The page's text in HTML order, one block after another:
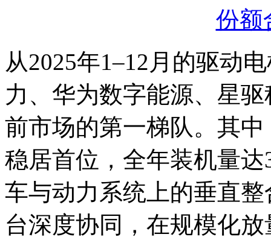
从2025年1–12月的驱动
力、华为数字能源、星
前市场的第一梯队。其
稳居首位，全年装机量
车与动力系统上的垂直
台深度协同，在规模化